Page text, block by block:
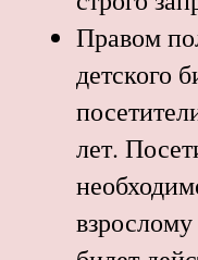
Правом
детского
лет.